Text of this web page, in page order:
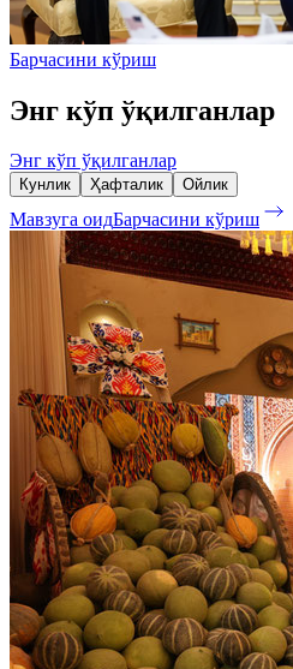
Барчасини кўриш
Энг кўп ўқилганлар
Энг кўп ўқилганлар
Кунлик Ҳафталик Ойлик
Мавзуга оидБарчасини кўриш